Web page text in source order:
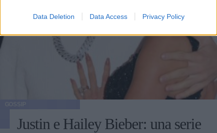
Data Deletion Data Access Privacy Policy
Justin e Hailey Bieber: una serie